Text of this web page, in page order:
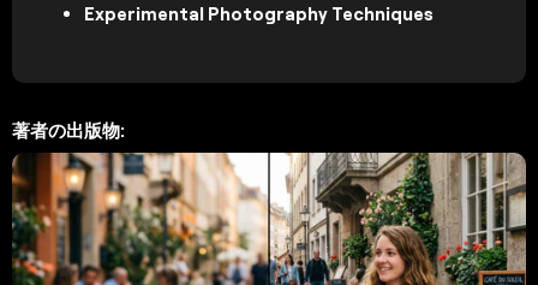
Experimental Photography Techniques
著者の出版物: